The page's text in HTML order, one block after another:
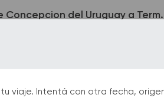
viaje. Intentá con otra fecha,
del Uruguay a
queda ubicada en Av.
3950 - C.A.B.A. En las
te facilitarán la partida y el